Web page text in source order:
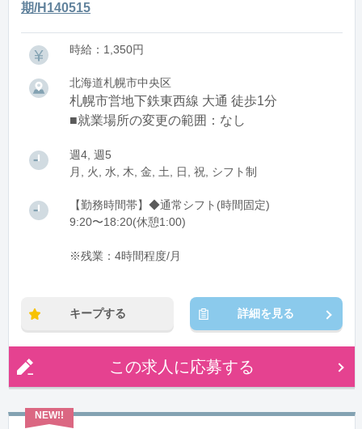
期/H140515
時給：1,350円
北海道札幌市中央区
札幌市営地下鉄東西線 大通 徒歩1分
■就業場所の変更の範囲：なし
週4, 週5
月, 火, 水, 木, 金, 土, 日, 祝, シフト制
【勤務時間帯】◆通常シフト(時間固定)
9:20〜18:20(休憩1:00)
※残業：4時間程度/月
キープする 詳細を見る
この求人に応募する